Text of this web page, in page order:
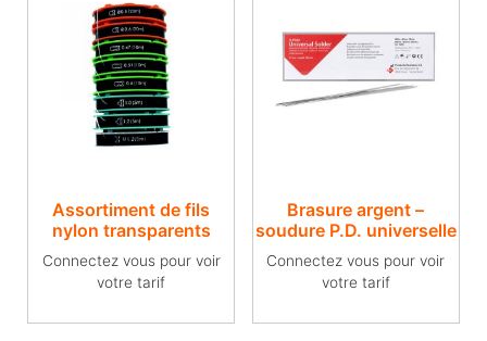
Assortiment de fils
nylon transparents
Connectez vous pour voir
votre tarif
Brasure argent –
soudure P.D. universelle
Connectez vous pour voir
votre tarif